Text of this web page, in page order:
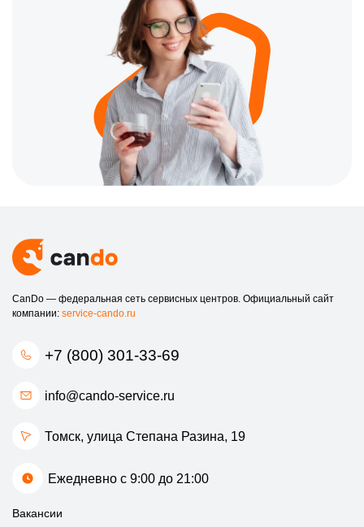
Как заказать услугу?
Связаться с нами очень просто. Для заказа услуги или
консультации вы можете позвонить по номеру +7 (800) 301-33-
69 или посетить наш офис по адресу улица Степана Разина,
19 в Томске. Мы всегда готовы помочь вам!
Не допускайте, чтобы мелкая поломка лишила вас
возможности использовать оптический прицел. Обращайтесь к
профессионалам в Томске!
CanDo — федеральная сеть сервисных центров. Официальный сайт
компании: service-cando.ru
+7 (800) 301-33-69
info@cando-service.ru
Томск, улица Степана Разина, 19
Ежедневно с 9:00 до 21:00
Вакансии